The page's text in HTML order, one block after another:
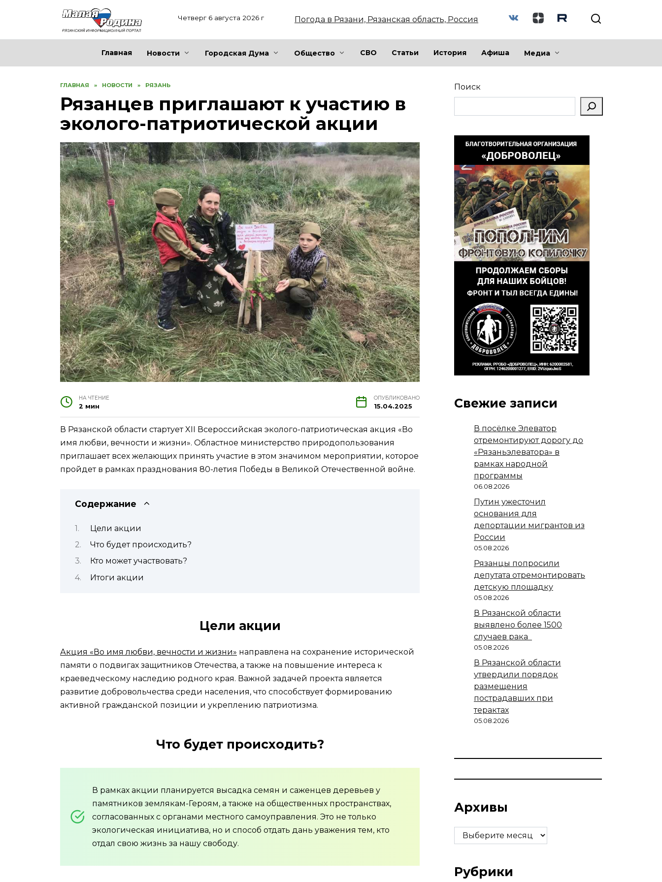
Четверг 6 августа 2026 г Погода в Рязани, Рязанская область, Россия
Главная Новости Городская Дума Общество СВО Статьи История Афиша Медиа
ГЛАВНАЯ » НОВОСТИ » РЯЗАНЬ
Рязанцев приглашают к участию в
эколого-патриотической акции
НА ЧТЕНИЕ
2 мин
ОПУБЛИКОВАНО
15.04.2025
В Рязанской области стартует XII Всероссийская эколого-патриотическая акция «Во
имя любви, вечности и жизни». Областное министерство природопользования
приглашает всех желающих принять участие в этом значимом мероприятии, которое
пройдет в рамках празднования 80-летия Победы в Великой Отечественной войне.
Содержание
Цели акции
Что будет происходить?
Кто может участвовать?
Итоги акции
Цели акции
Акция «Во имя любви, вечности и жизни» направлена на сохранение исторической
памяти о подвигах защитников Отечества, а также на повышение интереса к
краеведческому наследию родного края. Важной задачей проекта является
развитие добровольчества среди населения, что способствует формированию
активной гражданской позиции и укреплению патриотизма.
Что будет происходить?
В рамках акции планируется высадка семян и саженцев деревьев у
памятников землякам-Героям, а также на общественных пространствах,
согласованных с органами местного самоуправления. Это не только
экологическая инициатива, но и способ отдать дань уважения тем, кто
отдал свою жизнь за нашу свободу.
Поиск
Свежие записи
В посёлке Элеватор
отремонтируют дорогу до
«Рязаньэлеватора» в
рамках народной
программы
06.08.2026
Путин ужесточил
основания для
депортации мигрантов из
России
05.08.2026
Рязанцы попросили
депутата отремонтировать
детскую площадку
05.08.2026
В Рязанской области
выявлено более 1500
случаев рака
05.08.2026
В Рязанской области
утвердили порядок
размещения
пострадавших при
терактах
05.08.2026
Архивы
Архивы
Рубрики